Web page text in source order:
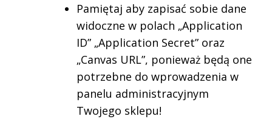
Pamiętaj aby zapisać sobie dane
widoczne w polach „Application
ID” „Application Secret” oraz
„Canvas URL”, ponieważ będą one
potrzebne do wprowadzenia w
panelu administracyjnym
Twojego sklepu!